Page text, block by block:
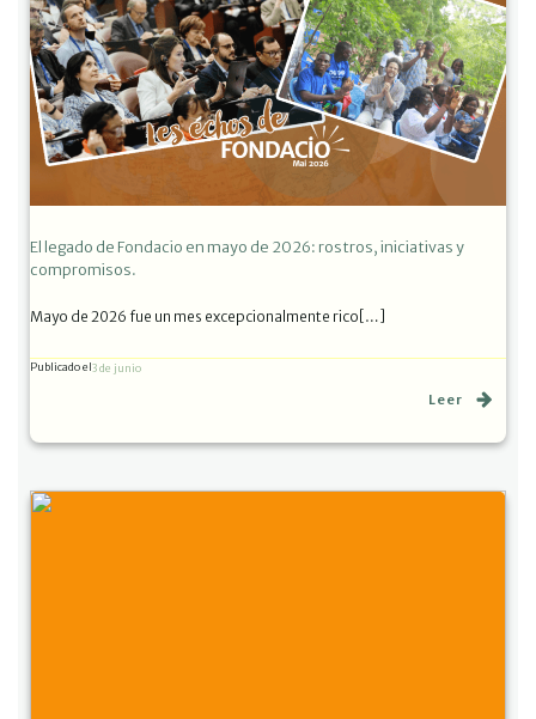
El legado de Fondacio en mayo de 2026: rostros, iniciativas y
compromisos.
Mayo de 2026 fue un mes excepcionalmente rico[…]
Publicado el 3 de junio
Leer